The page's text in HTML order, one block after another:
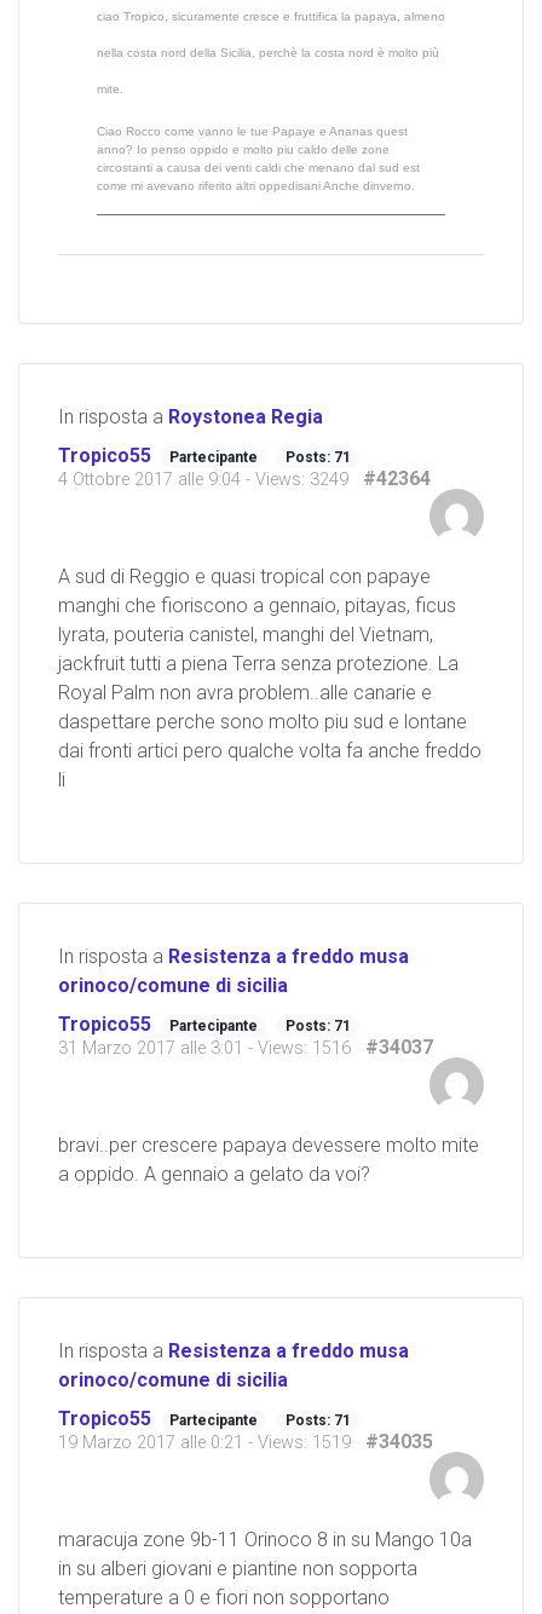
ciao Tropico, sicuramente cresce e fruttifica la papaya, almeno
nella costa nord della Sicilia, perchè la costa nord è molto più
mite.
Ciao Rocco come vanno le tue Papaye e Ananas quest
anno? Io penso oppido e molto piu caldo delle zone
circostanti a causa dei venti caldi che menano dal sud est
come mi avevano riferito altri oppedisani Anche dinverno.
In risposta a Roystonea Regia
Tropico55
Partecipante Posts: 71
4 Ottobre 2017 alle 9:04 - Views: 3249 #42364
A sud di Reggio e quasi tropical con papaye
manghi che fioriscono a gennaio, pitayas, ficus
lyrata, pouteria canistel, manghi del Vietnam,
jackfruit tutti a piena Terra senza protezione. La
Royal Palm non avra problem..alle canarie e
daspettare perche sono molto piu sud e lontane
dai fronti artici pero qualche volta fa anche freddo
li
In risposta a Resistenza a freddo musa
orinoco/comune di sicilia
Tropico55
Partecipante Posts: 71
31 Marzo 2017 alle 3:01 - Views: 1516 #34037
bravi..per crescere papaya devessere molto mite
a oppido. A gennaio a gelato da voi?
In risposta a Resistenza a freddo musa
orinoco/comune di sicilia
Tropico55
Partecipante Posts: 71
19 Marzo 2017 alle 0:21 - Views: 1519 #34035
maracuja zone 9b-11 Orinoco 8 in su Mango 10a
in su alberi giovani e piantine non sopporta
temperature a 0 e fiori non sopportano